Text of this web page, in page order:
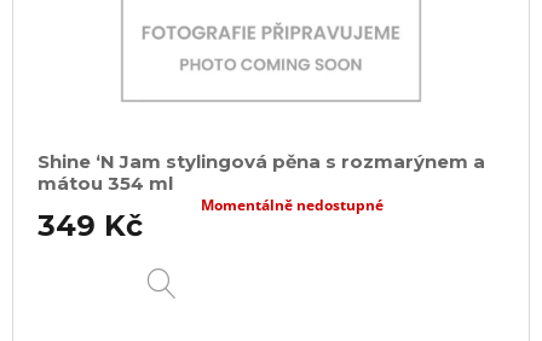
Shine ‘N Jam stylingová pěna s rozmarýnem a
mátou 354 ml
349 Kč
Momentálně nedostupné